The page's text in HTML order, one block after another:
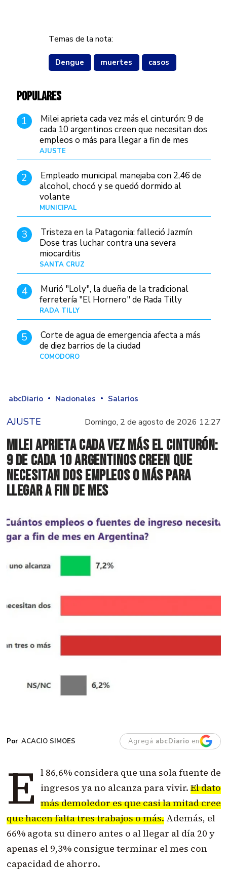
Temas de la nota:
Dengue muertes casos
POPULARES
1
Milei aprieta cada vez más el cinturón: 9 de
cada 10 argentinos creen que necesitan dos
empleos o más para llegar a fin de mes
AJUSTE
2
Empleado municipal manejaba con 2,46 de
alcohol, chocó y se quedó dormido al
volante
MUNICIPAL
3
Tristeza en la Patagonia: falleció Jazmín
Dose tras luchar contra una severa
miocarditis
SANTA CRUZ
4
Murió "Loly", la dueña de la tradicional
ferretería "El Hornero" de Rada Tilly
RADA TILLY
5
Corte de agua de emergencia afecta a más
de diez barrios de la ciudad
COMODORO
abcDiario Nacionales Salarios
AJUSTE Domingo, 2 de agosto de 2026 12:27
Milei aprieta cada vez más el cinturón:
9 de cada 10 argentinos creen que
necesitan dos empleos o más para
llegar a fin de mes
ACACIO SIMOES Agregá abcDiario en
E l 86,6% considera que una sola fuente de
ingresos ya no alcanza para vivir. El dato
más demoledor es que casi la mitad cree
que hacen falta tres trabajos o más.Además, el
66% agota su dinero antes o al llegar al día 20 y
apenas el 9,3% consigue terminar el mes con
capacidad de ahorro.